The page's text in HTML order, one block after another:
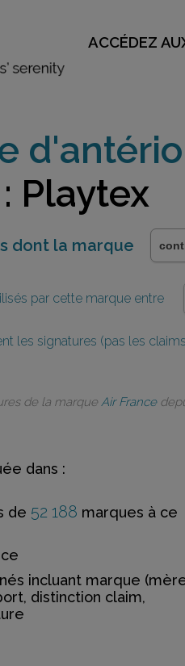
ACCÉDEZ
Playtex
dont la marque
par cette marque entre
les signatures (pas les
de la marque Air France
dans :
de 52 188 marques à ce
incluant marque
distinction claim,